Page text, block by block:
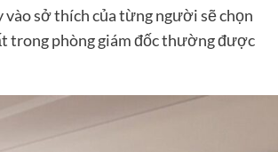
vào sở thích của từng người sẽ chọn
trong phòng giám đốc thường được